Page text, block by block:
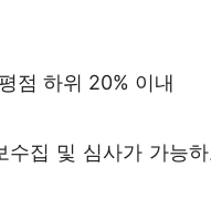
점 하위 20% 이내
집 및 심사가 가능